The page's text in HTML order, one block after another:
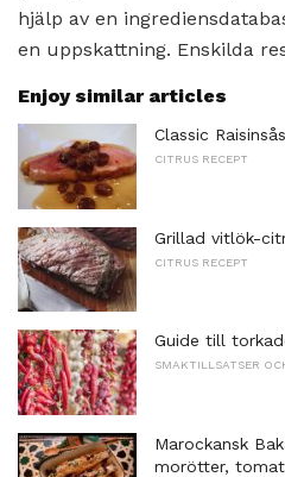
hjälp av en
en uppskattning. Enskilda
Enjoy similar articles
Classic
CITRUS RECEPT
Grillad vitlök-
CITRUS RECEPT
Guide till
SMAKTILLSATSER
Marockansk
morötter,